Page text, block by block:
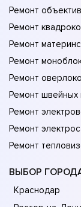
Ремонт
Ремонт
Ремонт
Ремонт
Ремонт
Ремонт швейных
Ремонт
Ремонт
Ремонт
ВЫБОР
Краснодар